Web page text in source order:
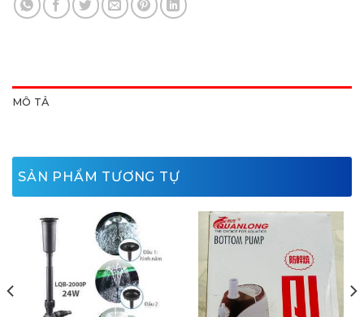
MÔ TẢ
SẢN PHẨM TƯƠNG TỰ